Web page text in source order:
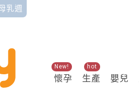
乳週
懷孕
New!
生產
hot
嬰兒
關鍵熱搜